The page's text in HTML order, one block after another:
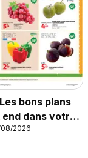
bons plans
end dans votre
2026